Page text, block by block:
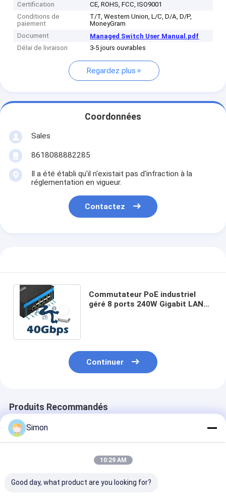
Certification
CE, ROHS, FCC, ISO9001
Conditions de
paiement
T/T, Western Union, L/C, D/A, D/P,
MoneyGram
Document
Managed Switch User Manual.pdf
Délai de livraison
3-5 jours ouvrables
Regardez plus
Coordonnées
Sales
8618088882285
Il a été établi qu'il n'existait pas d'infraction à la
réglementation en vigueur.
Contactez
Commutateur PoE industriel
géré 8 ports 240W Gigabit LAN
Continuer
Produits Recommandés
Simon
10:29 AM
Good day, what product are you looking for?